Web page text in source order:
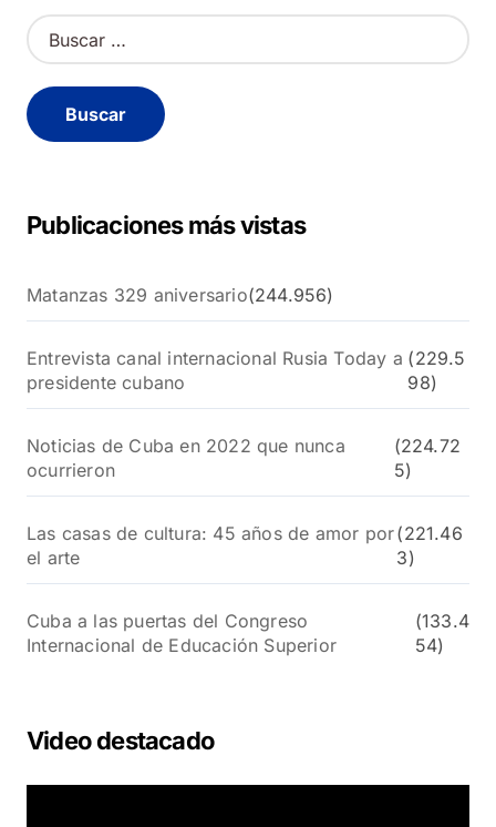
B
u
c
a
Publicaciones más vistas
Matanzas 329 aniversario(244.956)
Entrevista canal internacional Rusia Today a
presidente cubano
(229.5
98)
Noticias de Cuba en 2022 que nunca
ocurrieron
(224.72
5)
Las casas de cultura: 45 años de amor por
el arte
(221.46
3)
Cuba a las puertas del Congreso
Internacional de Educación Superior
(133.4
54)
Video destacado